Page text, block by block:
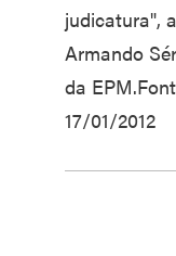
judicatura",
Armando
da
17/01/2012